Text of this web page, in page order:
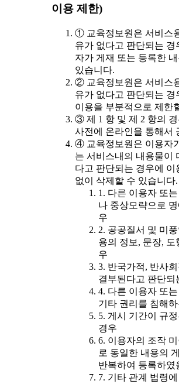
이용 제한)
① 교육정보원은 서비스
유가 없다고 판단되는 경
자가 게재 또는 등록한
있습니다.
② 교육정보원은 서비스
유가 없다고 판단되는 경
이용을 부분적으로 제한
③ 제 1 항 및 제 2 항의
사전에 온라인을 통해서
④ 교육정보원은 이용자
는 서비스내의 내용물이
다고 판단되는 경우에 이
없이 삭제할 수 있습니다.
1. 다른 이용자 또
나 중상모략으로
우
2. 공공질서 및 미
용의 정보, 문장, 도
우
3. 반국가적, 반사
결부된다고 판단되
4. 다른 이용자 또
기타 권리를 침해
5. 게시 기간이 규
경우
6. 이용자의 조작
로 동일한 내용의
반복하여 등록하였
7. 기타 관계 법령